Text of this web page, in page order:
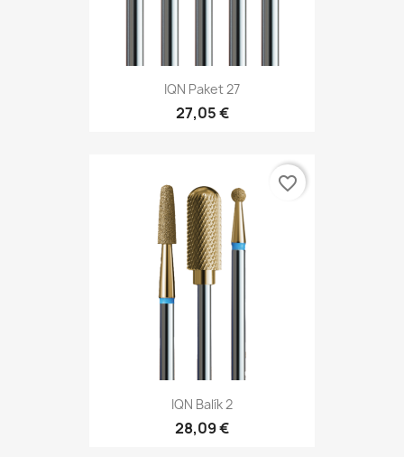
IQN Paket 27
27,05 €
IQN Balík 2
28,09 €
favorite_border